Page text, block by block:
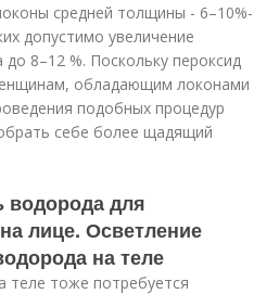
средней толщины - 6–10%-
допустимо увеличение
8–12 %. Поскольку пероксид
обладающим локонами
подобных процедур
себе более щадящий
водорода для
лице. Осветление
на теле
теле тоже потребуется